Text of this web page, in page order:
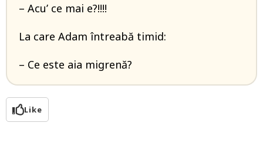
– Acu’ ce mai e?!!!!
La care Adam întreabă timid:
– Ce este aia migrenă?
Like